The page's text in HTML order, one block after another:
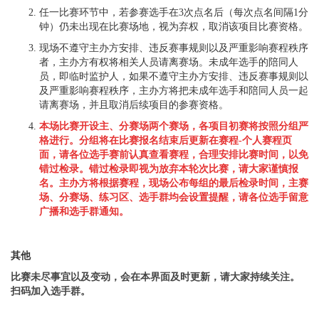
任一比赛环节中，若参赛选手在3次点名后（每次点名间隔1分
钟）仍未出现在比赛场地，视为弃权，取消该项目比赛资格。
现场不遵守主办方安排、违反赛事规则以及严重影响赛程秩序
者，主办方有权将相关人员请离赛场。未成年选手的陪同人
员，即临时监护人，如果不遵守主办方安排、违反赛事规则以
及严重影响赛程秩序，主办方将把未成年选手和陪同人员一起
请离赛场，并且取消后续项目的参赛资格。
本场比赛开设主、分赛场两个赛场，各项目初赛将按照分组严
格进行。分组将在比赛报名结束后更新在赛程-个人赛程页
面，请各位选手赛前认真查看赛程，合理安排比赛时间，以免
错过检录。错过检录即视为放弃本轮次比赛，请大家谨慎报
名。主办方将根据赛程，现场公布每组的最后检录时间，主赛
场、分赛场、练习区、选手群均会设置提醒，请各位选手留意
广播和选手群通知。
其他
比赛未尽事宜以及变动，会在本界面及时更新，请大家持续关注。
扫码加入选手群。